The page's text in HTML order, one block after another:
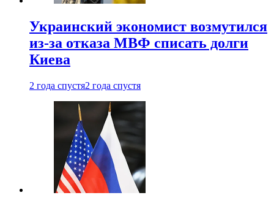
Украинский экономист возмутился
из-за отказа МВФ списать долги
Киева
2 года спустя2 года спустя